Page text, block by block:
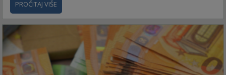
PROČITAJ VIŠE